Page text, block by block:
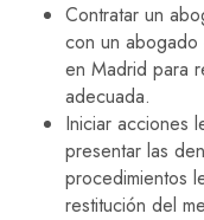
Contratar un
con un
en Madrid para
adecuada.
Iniciar acciones
presentar las
procedimientos
restitución del